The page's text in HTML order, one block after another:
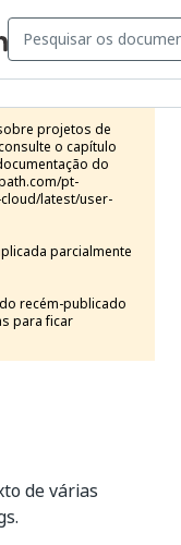
projetos de
o capítulo
do
pt-
latest/user-
parcialmente
recém-publicado
para ficar
de várias